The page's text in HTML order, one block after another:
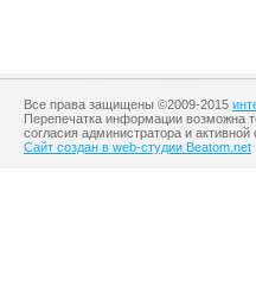
Все права защищены ©2009-2015
Перепечатка информации возможна
согласия администратора и активной
Сайт создан в web-студии Beatom.net